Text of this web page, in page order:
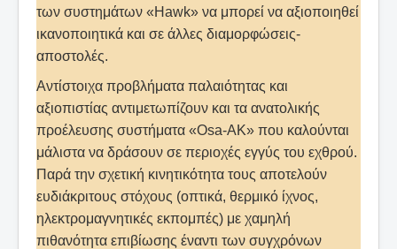
των συστημάτων «Hawk» να μπορεί να αξιοποιηθεί
ικανοποιητικά και σε άλλες διαμορφώσεις-
αποστολές.
Αντίστοιχα προβλήματα παλαιότητας και
αξιοπιστίας αντιμετωπίζουν και τα ανατολικής
προέλευσης συστήματα «Osa-AK» που καλούνται
μάλιστα να δράσουν σε περιοχές εγγύς του εχθρού.
Παρά την σχετική κινητικότητα τους αποτελούν
ευδιάκριτους στόχους (οπτικά, θερμικό ίχνος,
ηλεκτρομαγνητικές εκπομπές) με χαμηλή
πιθανότητα επιβίωσης έναντι των συγχρόνων